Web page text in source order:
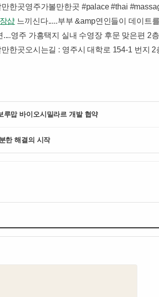
한곳영주가볼만한곳 ​#palace #thai
샵 느끼신다.....부부 &amp연인들이 데이트
영주 가흥택지 실내 수영장 후문 맞은편 2
한곳​​​오시는길 : 영주시 대학로 154-1 번지
루맙 바이오시밀라르 개발 협약
한 해결의 시작